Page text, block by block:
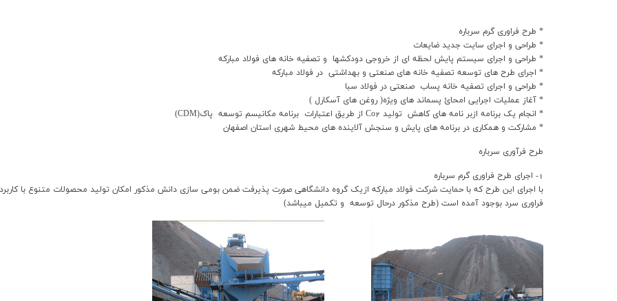
* طرح فراوري گرم سرباره
* طراحي و اجراي سايت جديد ضايعات
* طراحي و اجراي سيستم پايش لحظه اي از خروجي دودکشها و تصفيه خانه هاي فولاد مبارکه
* اجراي طرح هاي توسعه تصفيه خانه هاي صنعتي و بهداشتي در فولاد مبارکه
* طراحي و اجراي تصفيه خانه پساب صنعتي در فولاد سبا
* آغاز عمليات اجرايي امحائ پسماند هاي ويژه( روغن هاي آسکارل )
* انجام يک برنامه ازبر نامه هاي کاهش توليد Co2 از طريق اعتبارات برنامه مکانيسم توسعه پاک(CDM)
* مشارکت و همکاري در برنامه هاي پايش و سنجش آلاينده هاي محيط شهري استان اصفهان
طرح فرآوري سرباره
1- اجراي طرح فراوري گرم سرباره
با اجراي اين طرح که با حمايت شرکت فولاد مبارکه ازيک گروه دانشگاهي صورت پذيرفت ضمن بومي سازي دانش مذکور امکان توليد محصولات متنوع با
فراوري سرد بوجود آمده است (طرح مذکور درحال توسعه و تکميل ميباشد)